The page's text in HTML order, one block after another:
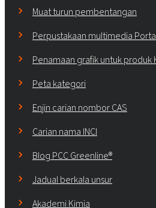
Muat turun pembentangan
Perpustakaan multimedia
Penamaan grafik untuk produk
Peta kategori
Enjin carian nombor CAS
Carian nama INCI
Blog PCC Greenline®
Jadual berkala unsur
Akademi Kimia